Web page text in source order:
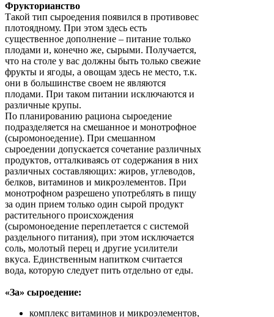
Фрукторианство
Такой тип сыроедения появился в противовес
плотоядному. При этом здесь есть
существенное дополнение – питание только
плодами и, конечно же, сырыми. Получается,
что на столе у вас должны быть только свежие
фрукты и ягоды, а овощам здесь не место, т.к.
они в большинстве своем не являются
плодами. При таком питании исключаются и
различные крупы.
По планированию рациона сыроедение
подразделяется на смешанное и монотрофное
(сыромоноедение). При смешанном
сыроедении допускается сочетание различных
продуктов, отталкиваясь от содержания в них
различных составляющих: жиров, углеводов,
белков, витаминов и микроэлементов. При
монотрофном разрешено употреблять в пищу
за один прием только один сырой продукт
растительного происхождения
(сыромоноедение переплетается с системой
раздельного питания), при этом исключается
соль, молотый перец и другие усилители
вкуса. Единственным напитком считается
вода, которую следует пить отдельно от еды.
«За» сыроедение:
комплекс витаминов и микроэлементов,